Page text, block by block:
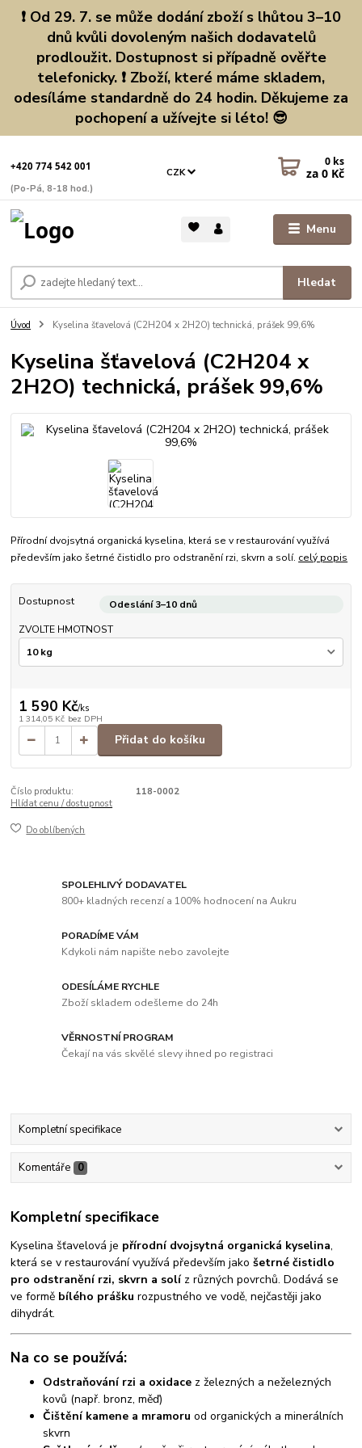
❗ Od 29. 7. se může dodání zboží s lhůtou 3–10
dnů kvůli dovoleným našich dodavatelů
prodloužit. Dostupnost si případně ověřte
telefonicky. ❗ Zboží, které máme skladem,
odesíláme standardně do 24 hodin. Děkujeme za
pochopení a užívejte si léto! 😎
Menu
CZK
Hledat
+420 774 542 001
(Po-Pá, 8-18 hod.)
0 ks
za 0 Kč
Úvod Kyselina šťavelová (C2H204 x 2H2O) technická, prášek 99,6%
Kyselina šťavelová (C2H204 x
2H2O) technická, prášek 99,6%
Přírodní dvojsytná organická kyselina, která se v restaurování využívá
především jako šetrné čistidlo pro odstranění rzi, skvrn a solí. celý popis
Dostupnost
Odeslání 3–10 dnů
ZVOLTE HMOTNOST
1 590 Kč/ks
1 314,05 Kč bez DPH
Přidat do košíku
Číslo produktu:
118-0002
Hlídat cenu / dostupnost
Do oblíbených
SPOLEHLIVÝ DODAVATEL
800+ kladných recenzí a 100% hodnocení na Aukru
PORADÍME VÁM
Kdykoli nám napište nebo zavolejte
ODESÍLÁME RYCHLE
Zboží skladem odešleme do 24h
VĚRNOSTNÍ PROGRAM
Čekají na vás skvělé slevy ihned po registraci
Kompletní specifikace
Komentáře 0
Kompletní specifikace
Kyselina šťavelová je přírodní dvojsytná organická kyselina,
která se v restaurování využívá především jakošetrné čistidlo
pro odstranění rzi, skvrn a solíz různých povrchů. Dodává se
ve formě bílého prášku rozpustného ve vodě, nejčastěji jako
dihydrát.
Na co se používá:
Odstraňování rzi a oxidace z železných a neželezných
kovů (např. bronz, měď)
Čištění kamene a mramoru od organických a minerálních
skvrn